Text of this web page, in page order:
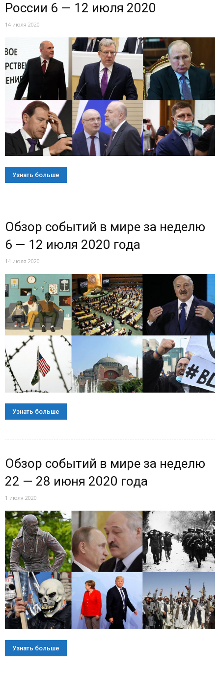
России 6 — 12 июля 2020
14 июля 2020
Узнать больше
Обзор событий в мире за неделю
6 — 12 июля 2020 года
14 июля 2020
Узнать больше
Обзор событий в мире за неделю
22 — 28 июня 2020 года
1 июля 2020
Узнать больше